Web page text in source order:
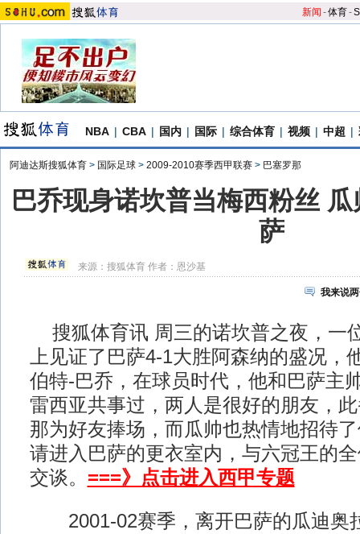
新闻 -体育-S
NBA | CBA | 国内 | 国际 | 综合体育 | 视频 | 中超 |
阿迪达斯搜狐体育 > 国际足球 > 2009-2010赛季西甲联赛 > 巴塞罗那
巴乔现身诺坎普当梅西粉丝
萨
来源：搜狐体育 作者：恩沙基
我来说
搜狐体育讯 周三的诺坎普之夜，一
上见证了巴萨4-1大胜阿森纳的盛况，
伯特-巴乔，在球员时代，他和巴萨主
雷西亚共事过，两人是很好的朋友，
那为好友捧场，而瓜帅也热情地招待
请进入巴萨的更衣室内，与六冠王的
交谈。 ===》点击进入西甲专题
2001-02赛季，离开巴萨的瓜迪奥